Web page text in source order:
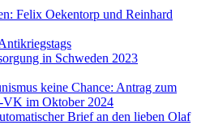
Felix Oekentorp und Reinhard
in Schweden 2023
keine Chance: Antrag zum
im Oktober 2024
Brief an den lieben Olaf